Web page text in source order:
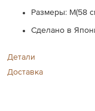
Размеры: M(58
Сделано в
Детали
Доставка